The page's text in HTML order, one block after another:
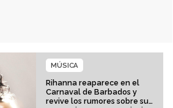
Rihanna reaparece en el
Carnaval de Barbados y
revive los rumores sobre su
MÚSICA